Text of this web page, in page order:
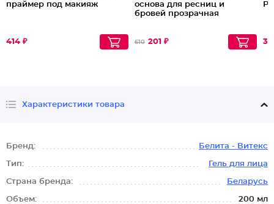
праймер под макияж
414 ₽
основа для ресниц и
бровей прозрачная
610 201 ₽
Характеристики товара
Бренд: Белита - Витекс
Тип: Гель для лица
Страна бренда: Беларусь
Объем: 200 мл